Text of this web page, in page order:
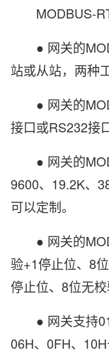
MODBUS-
● 网关的
站或从站，两种
● 网关的
接口或RS232接
● 网关的
9600、19.2K、
可以定制。
● 网关的
验+1停止位、8
停止位、8位无校
● 网关支持
06H、0FH、10H